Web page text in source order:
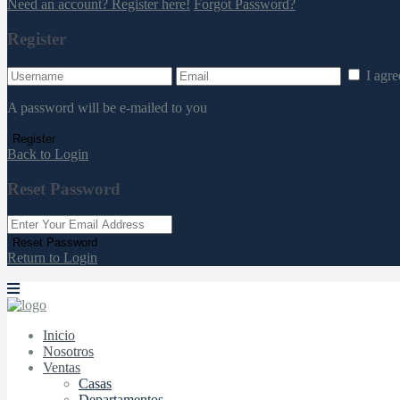
Need an account? Register here! Forgot Password?
Register
I
A password will be e-mailed to you
Register
Back to Login
Reset Password
Reset Password
Return to Login
Inicio
Nosotros
Ventas
Casas